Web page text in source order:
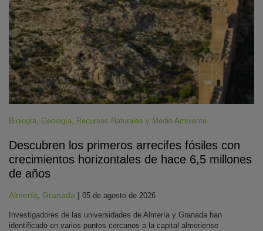
Biología, Geología, Recursos Naturales y Medio Ambiente
Descubren los primeros arrecifes fósiles con
crecimientos horizontales de hace 6,5 millones
de años
Almería, Granada | 05 de agosto de 2026
Investigadores de las universidades de Almería y Granada han
identificado en varios puntos cercanos a la capital almeriense